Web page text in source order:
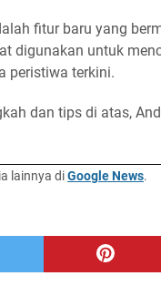
fitur baru yang
digunakan untuk
peristiwa terkini.
dan tips di atas,
lainnya diGoogle News.